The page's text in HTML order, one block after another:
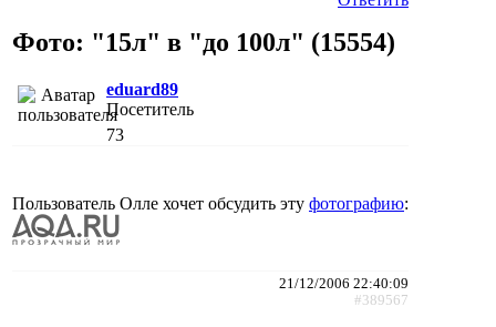
Фото: "15л" в "до 100л" (15554)
eduard89
Посетитель
73
Пользователь Олле хочет обсудить эту фотографию:
21/12/2006 22:40:09
#389567